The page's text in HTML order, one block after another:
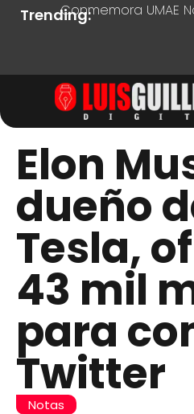
Trending:Conmemora UMAE
Elon
dueño
Tesla,
43 mil
para
Twitter
Notas